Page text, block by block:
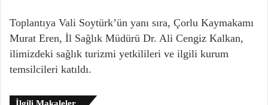
Toplantıya Vali Soytürk’ün yanı sıra, Çorlu Kaymakamı
Murat Eren, İl Sağlık Müdürü Dr. Ali Cengiz Kalkan,
ilimizdeki sağlık turizmi yetkilileri ve ilgili kurum
temsilcileri katıldı.